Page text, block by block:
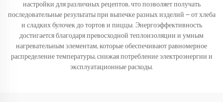
настройки для различных рецептов, что позволяет получать
последовательные результаты при выпечке разных изделий — от хлеба
и сладких булочек до тортов и пиццы. Энергоэффективность
достигается благодаря превосходной теплоизоляции и умным
нагревательным элементам, которые обеспечивают равномерное
распределение температуры, снижая потребление электроэнергии и
эксплуатационные расходы.